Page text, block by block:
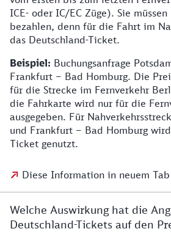
ICE- oder IC/EC Züge). Sie
bezahlen, denn für die Fahrt im
das Deutschland-Ticket.
Beispiel: Buchungsanfrage
Frankfurt – Bad Homburg. Die
für die Strecke im Fernverkehr
die Fahrkarte wird nur für die
ausgegeben. Für
und Frankfurt – Bad Homburg
Ticket genutzt.
Diese Information in neuem
Welche Auswirkung hat die
Deutschland-Tickets auf den